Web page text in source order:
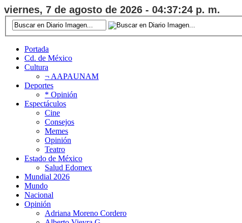
viernes, 7 de agosto de 2026 - 04:37:25 p. m.
Portada
Cd. de México
Cultura
¬ AAPAUNAM
Deportes
* Opinión
Espectáculos
Cine
Consejos
Memes
Opinión
Teatro
Estado de México
Salud Edomex
Mundial 2026
Mundo
Nacional
Opinión
Adriana Moreno Cordero